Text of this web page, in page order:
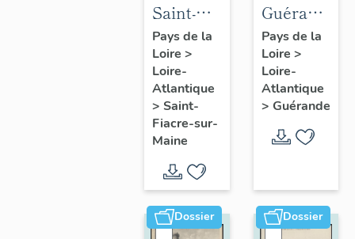
Saint-
Fiacre-
sur-
Maine :
présentation
de
l'opération
d'inventaire
Pays de la
Loire >
Loire-
Atlantique
> Saint-
Fiacre-sur-
Maine
Guérande
:
de la
commune
et de
l'aire
Pays de la
Loire >
Loire-
Atlantique
> Guérande
Dossier Dossier